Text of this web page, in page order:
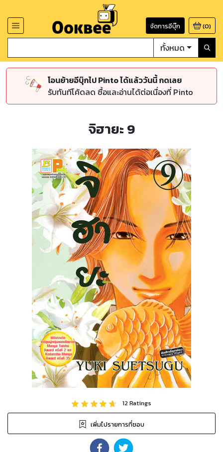
จัดการอีบุ๊ก (0)
ทั้งหมด
โอนย้ายอีบุ๊กไป Pinto ได้แล้ววันนี้ กดเลย
รับทันทีโค้ดลด ซื้อและอ่านได้ต่อเนื่องที่ Pinto
จิฮายะ 9
12Ratings
เพิ่มไปรายการที่ชอบ